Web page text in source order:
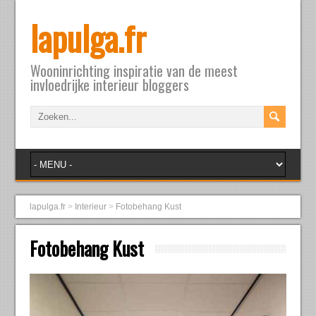
lapulga.fr
Wooninrichting inspiratie van de meest
invloedrijke interieur bloggers
lapulga.fr > Interieur > Fotobehang Kust
Fotobehang Kust